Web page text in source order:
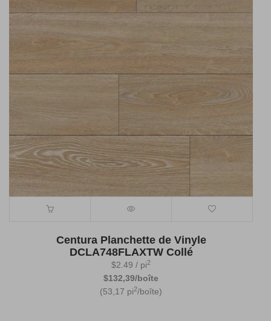
Centura Planchette de Vinyle
DCLA748FLAXTW Collé
$2.49 / pi2
$132,39/boîte
(53,17 pi2/boîte)